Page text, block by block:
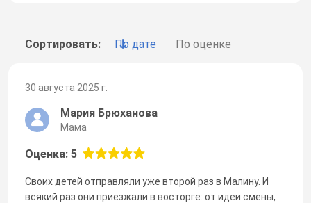
Сортировать: По дате По оценке
30 августа 2025 г.
Мария Брюханова
Мама
Оценка: 5
Своих детей отправляли уже второй раз в Малину. И
всякий раз они приезжали в восторге: от идеи смены,